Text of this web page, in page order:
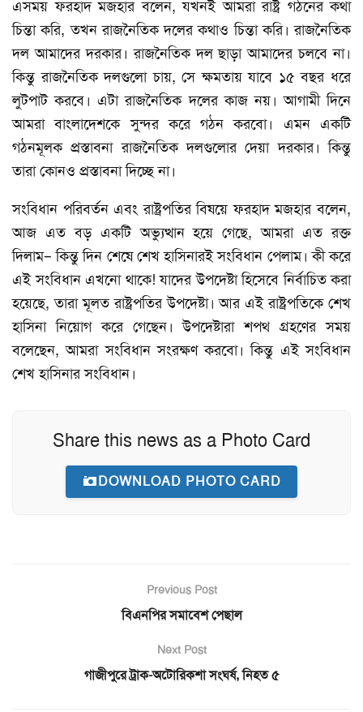
এসময় ফরহাদ মজহার বলেন, যখনই আমরা রাষ্ট্র গঠনের কথা
চিন্তা করি, তখন রাজনৈতিক দলের কথাও চিন্তা করি। রাজনৈতিক
দল আমাদের দরকার। রাজনৈতিক দল ছাড়া আমাদের চলবে না।
কিন্তু রাজনৈতিক দলগুলো চায়, সে ক্ষমতায় যাবে ১৫ বছর ধরে
লুটপাট করবে। এটা রাজনৈতিক দলের কাজ নয়। আগামী দিনে
আমরা বাংলাদেশকে সুন্দর করে গঠন করবো। এমন একটি
গঠনমূলক প্রস্তাবনা রাজনৈতিক দলগুলোর দেয়া দরকার। কিন্তু
তারা কোনও প্রস্তাবনা দিচ্ছে না।
সংবিধান পরিবর্তন এবং রাষ্ট্রপতির বিষয়ে ফরহাদ মজহার বলেন,
আজ এত বড় একটি অভ্যুত্থান হয়ে গেছে, আমরা এত রক্ত
দিলাম– কিন্তু দিন শেষে শেখ হাসিনারই সংবিধান পেলাম। কী করে
এই সংবিধান এখনো থাকে! যাদের উপদেষ্টা হিসেবে নির্বাচিত করা
হয়েছে, তারা মূলত রাষ্ট্রপতির উপদেষ্টা। আর এই রাষ্ট্রপতিকে শেখ
হাসিনা নিয়োগ করে গেছেন। উপদেষ্টারা শপথ গ্রহণের সময়
বলেছেন, আমরা সংবিধান সংরক্ষণ করবো। কিন্তু এই সংবিধান
শেখ হাসিনার সংবিধান।
Share this news as a Photo Card
DOWNLOAD PHOTO CARD
Previous Post
বিএনপির সমাবেশ পেছাল
Next Post
গাজীপুরে ট্রাক-অটোরিকশা সংঘর্ষ, নিহত ৫